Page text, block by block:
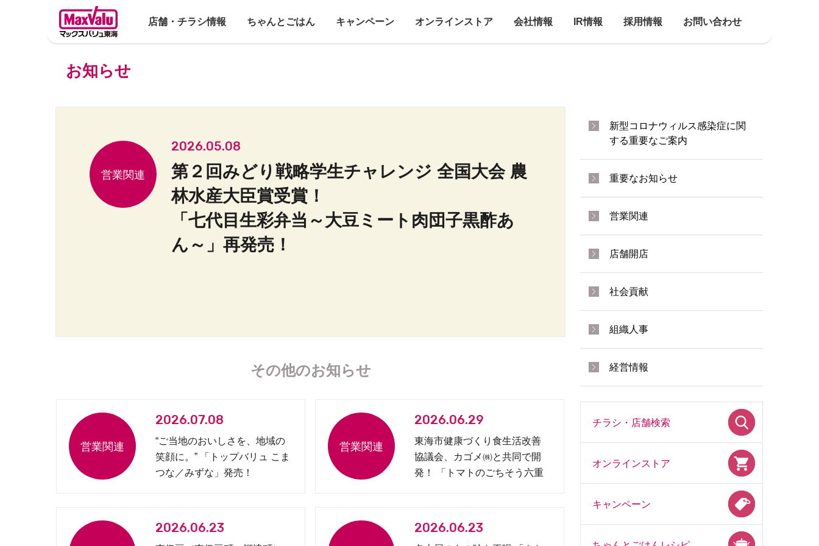
店舗・チラシ情報 ちゃんとごはん キャンペーン オンラインストア 会社情報 IR情報 採用情報 お問い合わせ
お知らせ
2026.05.08
第２回みどり戦略学生チャレンジ 全国大会 農
林水産大臣賞受賞！
「七代目生彩弁当～大豆ミート肉団子黒酢あ
ん～」再発売！
その他のお知らせ
2026.07.08
“ご当地のおいしさを、地域の
笑顔に。” 「トップバリュ こま
つな／みずな」発売！
2026.06.29
東海市健康づくり食生活改善
協議会、カゴメ㈱と共同で開
発！ 「トマトのごちそう六重
2026.06.23 2026.06.23
新型コロナウィルス感染症に関
する重要なご案内
重要なお知らせ
営業関連
店舗開店
社会貢献
組織人事
経営情報
チラシ・店舗検索
オンラインストア
キャンペーン